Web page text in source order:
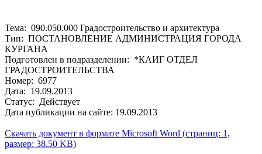
Тема: 090.050.000 Градостроительство и архитектура
Тип: ПОСТАНОВЛЕНИЕ АДМИНИСТРАЦИЯ ГОРОДА
КУРГАНА
Подготовлен в подразделении: *КАИГ ОТДЕЛ
ГРАДОСТРОИТЕЛЬСТВА
Номер: 6977
Дата: 19.09.2013
Статус: Действует
Дата публикации на сайте: 19.09.2013
Скачать документ в формате Microsoft Word (страниц: 1,
размер: 38.50 KB)